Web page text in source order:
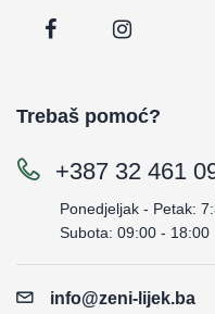
Trebaš pomoć?
+387 32 461
Ponedjeljak - Petak:
Subota: 09:00 - 18:00
info@zeni-lijek.ba